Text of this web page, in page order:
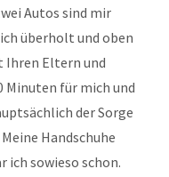
Autos sind mir
überholt und oben
Ihren Eltern und
Minuten für mich und
der Sorge
Handschuhe
ich sowieso schon.